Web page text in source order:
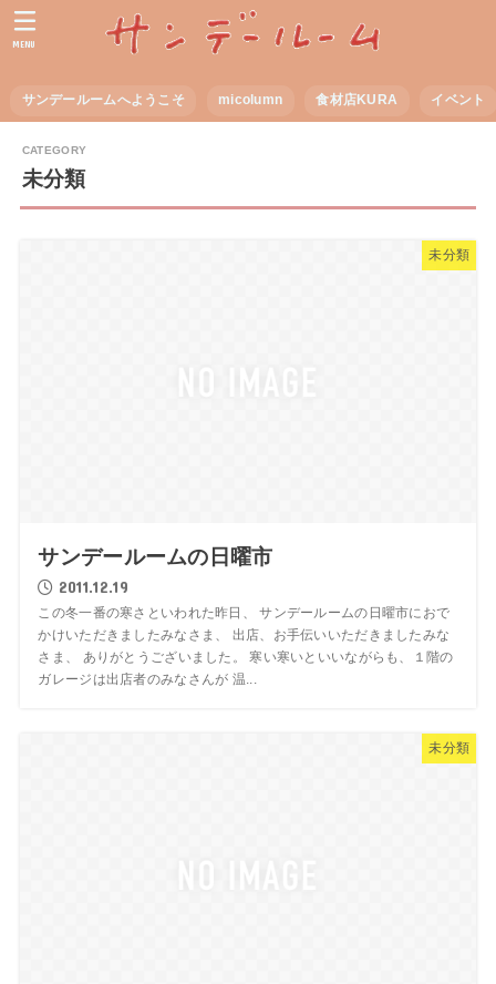
サンデールームへようこそ micolumn 食材店KURA イベント
MENU
未分類
未分類
サンデールームの日曜市
2011.12.19
この冬一番の寒さといわれた昨日、 サンデールームの日曜市におで
かけいただきましたみなさま、 出店、お手伝いいただきましたみな
さま、 ありがとうございました。 寒い寒いといいながらも、１階の
ガレージは出店者のみなさんが 温...
未分類